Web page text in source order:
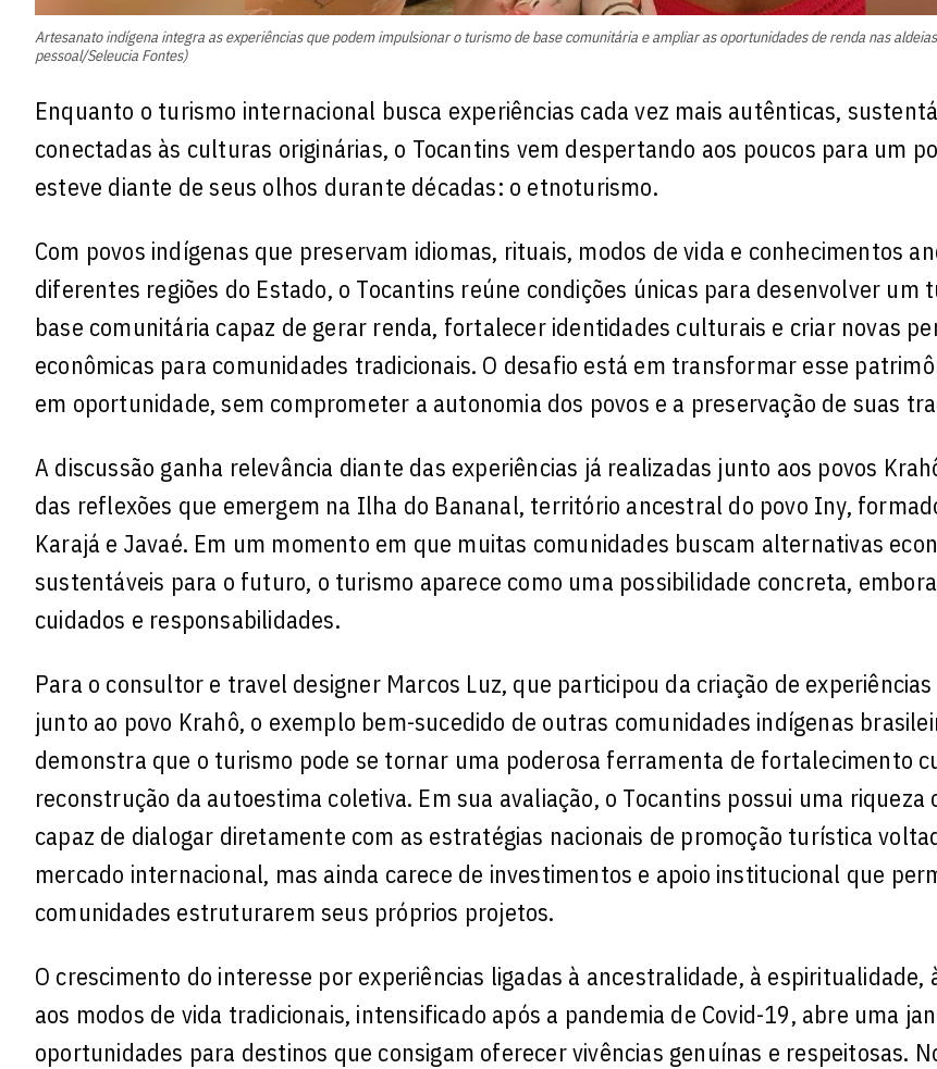
Artesanato indígena integra as experiências que podem impulsionar o turismo de base comunitária e ampliar as oportunidades de renda nas
pessoal/Seleucia Fontes)
Enquanto o turismo internacional busca experiências cada vez mais autênticas,
conectadas às culturas originárias, o Tocantins vem despertando aos poucos para um
esteve diante de seus olhos durante décadas: o etnoturismo.
Com povos indígenas que preservam idiomas, rituais, modos de vida e conhecimentos
diferentes regiões do Estado, o Tocantins reúne condições únicas para desenvolver um
base comunitária capaz de gerar renda, fortalecer identidades culturais e criar novas
econômicas para comunidades tradicionais. O desafio está em transformar esse
em oportunidade, sem comprometer a autonomia dos povos e a preservação de suas
A discussão ganha relevância diante das experiências já realizadas junto aos povos
das reflexões que emergem na Ilha do Bananal, território ancestral do povo Iny,
Karajá e Javaé. Em um momento em que muitas comunidades buscam alternativas
sustentáveis para o futuro, o turismo aparece como uma possibilidade concreta,
cuidados e responsabilidades.
Para o consultor e travel designer Marcos Luz, que participou da criação de experiências
junto ao povo Krahô, o exemplo bem-sucedido de outras comunidades indígenas
demonstra que o turismo pode se tornar uma poderosa ferramenta de fortalecimento
reconstrução da autoestima coletiva. Em sua avaliação, o Tocantins possui uma
capaz de dialogar diretamente com as estratégias nacionais de promoção turística
mercado internacional, mas ainda carece de investimentos e apoio institucional que
comunidades estruturarem seus próprios projetos.
O crescimento do interesse por experiências ligadas à ancestralidade, à espiritualidade,
aos modos de vida tradicionais, intensificado após a pandemia de Covid-19, abre uma
oportunidades para destinos que consigam oferecer vivências genuínas e respeitosas.